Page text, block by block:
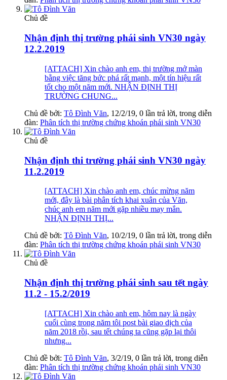
Chủ đề
Nhận định thị trường phái sinh VN30 ngày
12.2.2019
[ATTACH] Xin chào anh em, thị trường mở màn
bằng việc tăng bức phá rất mạnh, một tín hiệu rất
tốt cho một năm mới. NHẬN ĐỊNH THỊ
TRƯỜNG CHUNG...
Chủ đề bởi: Tô Đình Văn, 12/2/19, 0 lần trả lời, trong diễn
đàn: Phân tích thị trường chứng khoán phái sinh VN30
Chủ đề
Nhận định thi trường phái sinh VN30 ngày
11.2.2019
[ATTACH] Xin chào anh em, chúc mừng năm
mới, đây là bài phân tích khai xuân của Văn,
chúc anh em năm mới gặp nhiều may mắn.
NHẬN ĐỊNH THỊ...
Chủ đề bởi: Tô Đình Văn, 10/2/19, 0 lần trả lời, trong diễn
đàn: Phân tích thị trường chứng khoán phái sinh VN30
Chủ đề
Nhận định thị trường phái sinh sau tết ngày
11.2 - 15.2/2019
[ATTACH] Xin chào anh em, hôm nay là ngày
cuối cùng trong năm tôi post bài giao dịch của
năm 2018 rồi, sau tết chúng ta cũng gặp lại thôi
nhưng...
Chủ đề bởi: Tô Đình Văn, 3/2/19, 0 lần trả lời, trong diễn
đàn: Phân tích thị trường chứng khoán phái sinh VN30